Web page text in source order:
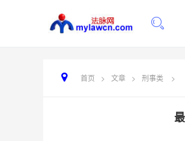
首页 > 文章 > 刑事类 >